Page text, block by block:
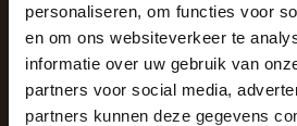
personaliseren, om functies voor
en om ons websiteverkeer te
informatie over uw gebruik van
partners voor social media,
partners kunnen deze gegevens
SCHRIJF JE IN VOOR
And stay up to date with